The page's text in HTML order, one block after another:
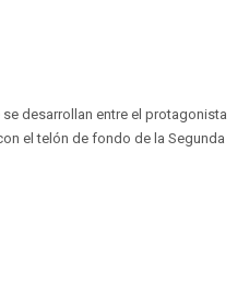
desarrollan entre el protagonista
el telón de fondo de la Segunda